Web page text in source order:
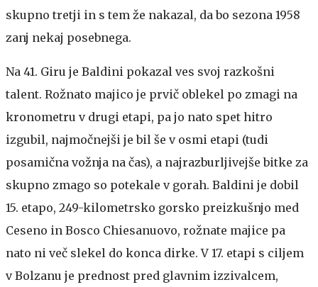
skupno tretji in s tem že nakazal, da bo sezona 1958
zanj nekaj posebnega.
Na 41. Giru je Baldini pokazal ves svoj razkošni
talent. Rožnato majico je prvič oblekel po zmagi na
kronometru v drugi etapi, pa jo nato spet hitro
izgubil, najmočnejši je bil še v osmi etapi (tudi
posamična vožnja na čas), a najrazburljivejše bitke za
skupno zmago so potekale v gorah. Baldini je dobil
15. etapo, 249-kilometrsko gorsko preizkušnjo med
Ceseno in Bosco Chiesanuovo, rožnate majice pa
nato ni več slekel do konca dirke. V 17. etapi s ciljem
v Bolzanu je prednost pred glavnim izzivalcem,